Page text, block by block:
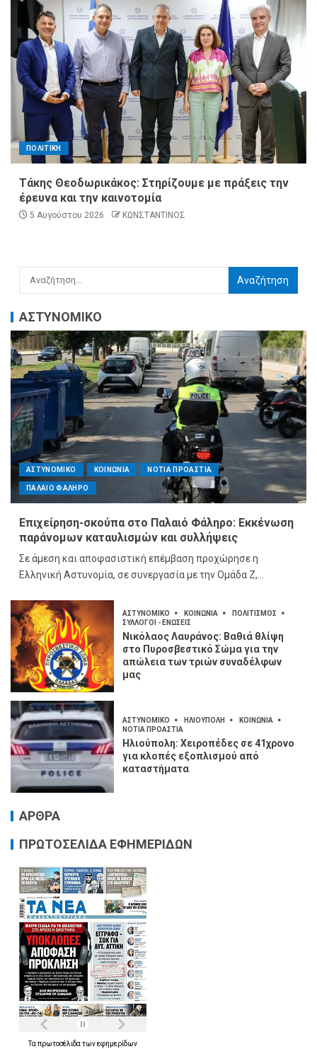
ΠΟΛΙΤΙΚΗ
Τάκης Θεοδωρικάκος: Στηρίζουμε με πράξεις την
έρευνα και την καινοτομία
5 Αυγούστου 2026 ΚΩΝΣΤΑΝΤΙΝΟΣ
ΑΣΤΥΝΟΜΙΚΟ
ΑΣΤΥΝΟΜΙΚΟ ΚΟΙΝΩΝΙΑ ΝΟΤΙΑ ΠΡΟΑΣΤΙΑ
ΠΑΛΑΙΟ ΦΑΛΗΡΟ
Επιχείρηση-σκούπα στο Παλαιό Φάληρο: Εκκένωση
παράνομων καταυλισμών και συλλήψεις
Σε άμεση και αποφασιστική επέμβαση προχώρησε η
Ελληνική Αστυνομία, σε συνεργασία με την Ομάδα Ζ,...
ΑΣΤΥΝΟΜΙΚΟ ΚΟΙΝΩΝΙΑ
ΠΟΛΙΤΙΣΜΟΣ
ΣΥΛΛΟΓΟΙ - ΕΝΩΣΕΙΣ
Νικόλαος Λαυράνος: Βαθιά θλίψη
στο Πυροσβεστικό Σώμα για την
απώλεια των τριών συναδέλφων
μας
ΑΣΤΥΝΟΜΙΚΟ ΗΛΙΟΥΠΟΛΗ
ΚΟΙΝΩΝΙΑ
ΝΟΤΙΑ ΠΡΟΑΣΤΙΑ
Ηλιούπολη: Χειροπέδες σε 41χρονο
για κλοπές εξοπλισμού από
καταστήματα
ΑΡΘΡΑ
ΠΡΩΤΟΣΕΛΙΔΑ ΕΦΗΜΕΡΙΔΩΝ
Τα πρωτοσέλιδα τωνεφημερίδων